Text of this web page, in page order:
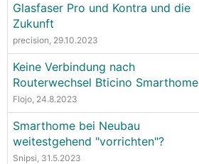
Glasfaser Pro und Kontra und die
Zukunft
precision, 29.10.2023
Keine Verbindung nach
Routerwechsel Bticino Smarthome
Flojo, 24.8.2023
Smarthome bei Neubau
weitestgehend "vorrichten"?
Snipsi, 31.5.2023